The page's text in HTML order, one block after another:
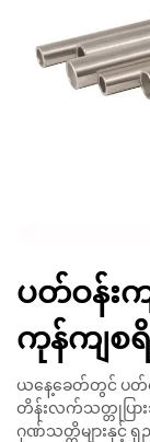
ပတ်ဝန်း
ကုန်ကျစ
ယနေ့ခေတ်တွင် ပတ်
တိန်းလက်သတ္တုပြာ
ဂုဏ်သတ္တိများနှင့်